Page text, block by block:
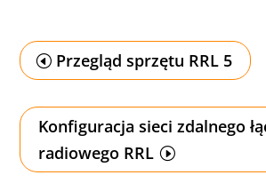
Przegląd sprzętu RRL 5
Konfiguracja sieci zdalnego
radiowego RRL